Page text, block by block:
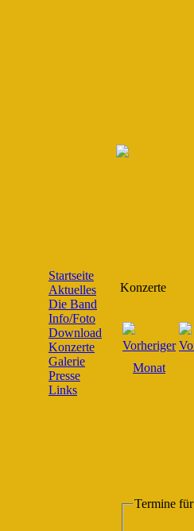
Startseite
Aktuelles
Die Band
Info/Foto
Download
Konzerte
Galerie
Presse
Links
Konzerte
Termine für